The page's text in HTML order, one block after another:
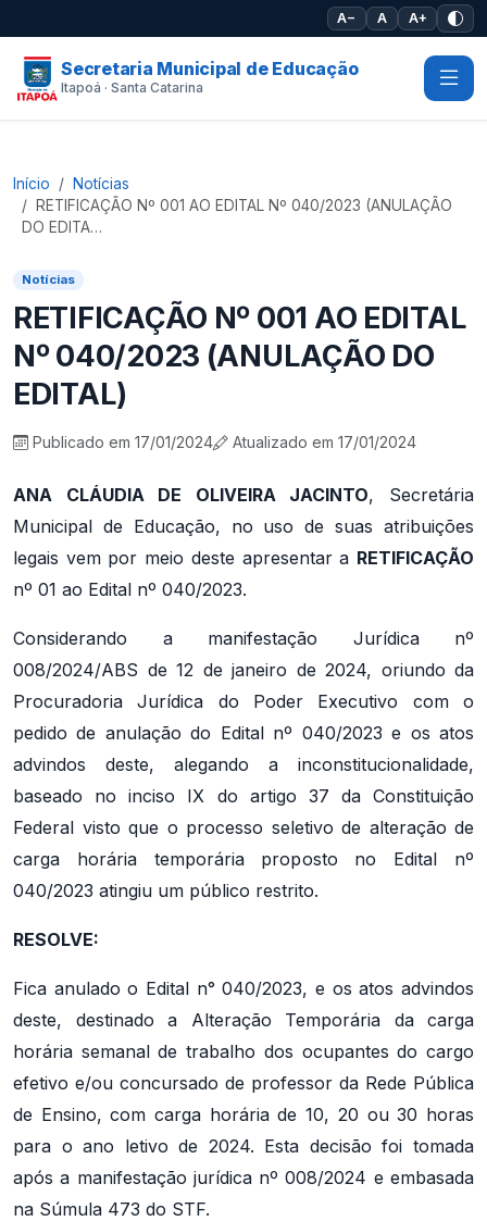
A− A A+
Secretaria Municipal de Educação
Itapoá · Santa Catarina
Início
Notícias
RETIFICAÇÃO Nº 001 AO EDITAL Nº 040/2023 (ANULAÇÃO
DO EDITA…
Notícias
RETIFICAÇÃO Nº 001 AO EDITAL
Nº 040/2023 (ANULAÇÃO DO
EDITAL)
Publicado em 17/01/2024 Atualizado em 17/01/2024
ANA CLÁUDIA DE OLIVEIRA JACINTO, Secretária
Municipal de Educação, no uso de suas atribuições
legais vem por meio deste apresentar a RETIFICAÇÃO
nº 01 ao Edital nº 040/2023.
Considerando a manifestação Jurídica nº
008/2024/ABS de 12 de janeiro de 2024, oriundo da
Procuradoria Jurídica do Poder Executivo com o
pedido de anulação do Edital nº 040/2023 e os atos
advindos deste, alegando a inconstitucionalidade,
baseado no inciso IX do artigo 37 da Constituição
Federal visto que o processo seletivo de alteração de
carga horária temporária proposto no Edital nº
040/2023 atingiu um público restrito.
RESOLVE:
Fica anulado o Edital n° 040/2023, e os atos advindos
deste, destinado a Alteração Temporária da carga
horária semanal de trabalho dos ocupantes do cargo
efetivo e/ou concursado de professor da Rede Pública
de Ensino, com carga horária de 10, 20 ou 30 horas
para o ano letivo de 2024. Esta decisão foi tomada
após a manifestação jurídica nº 008/2024 e embasada
na Súmula 473 do STF.